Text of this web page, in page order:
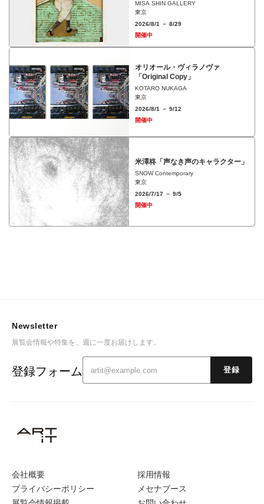
MISA SHIN GALLERY
東京
2026/8/1 － 8/29
開催中
オリオール・ヴィラノヴァ
「Original Copy」
KOTARO NUKAGA
東京
2026/8/1 － 9/12
開催中
米澤柊「声なき声のキャラクター」
SNOW Contemporary
東京
2026/7/17 － 9/5
開催中
会社概要
プライバシーポリシー
採用情報
メセナブース
Newsletter
展覧会情報や特集を、週に一度お届けします。
登録フォーム 登録